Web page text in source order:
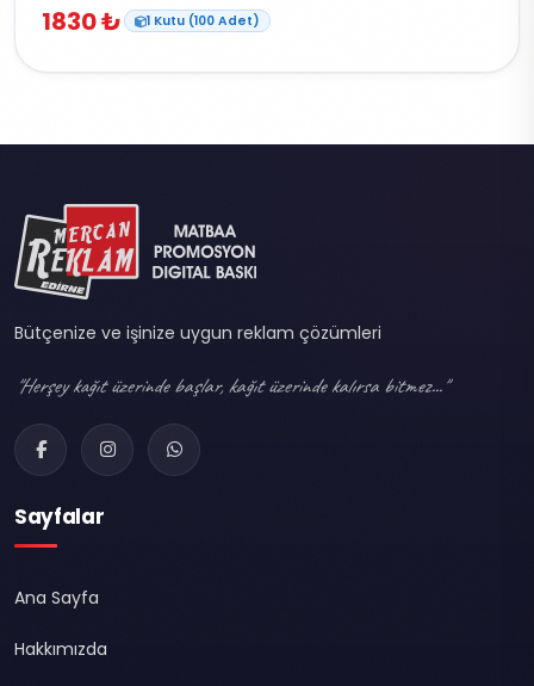
1830 ₺ 1 Kutu (100 Adet)
Bütçenize ve işinize uygun reklam çözümleri
"Herşey kağıt üzerinde başlar, kağıt üzerinde kalırsa bitmez..."
Sayfalar
Ana Sayfa
Hakkımızda